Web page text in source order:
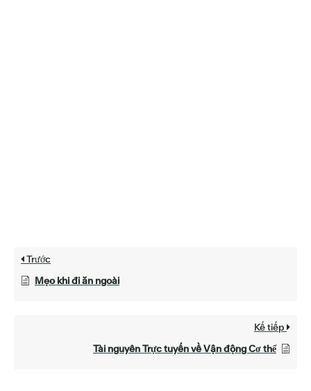
Trước
Mẹo khi đi ăn ngoài
Kế tiếp
Tài nguyên Trực tuyến về Vận động Cơ thể